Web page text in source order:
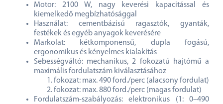
Motor: 2100 W, nagy keverési kapacitással és
kiemelkedő megbízhatósággal
Használat: cementbázisú ragasztók, gyanták,
festékek és egyéb anyagok keverésére
Markolat: kétkomponensű, dupla fogású,
ergonomikus és kényelmes kialakítás
Sebességváltó: mechanikus, 2 fokozatú hajtómű a
maximális fordulatszám kiválasztásához
fokozat: max. 490 ford./perc (alacsony fordulat)
fokozat: max. 880 ford./perc (magas fordulat)
Fordulatszám-szabályozás: elektronikus (1: 0–490